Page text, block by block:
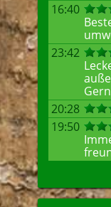
16:40
23:42
20:28
19:50